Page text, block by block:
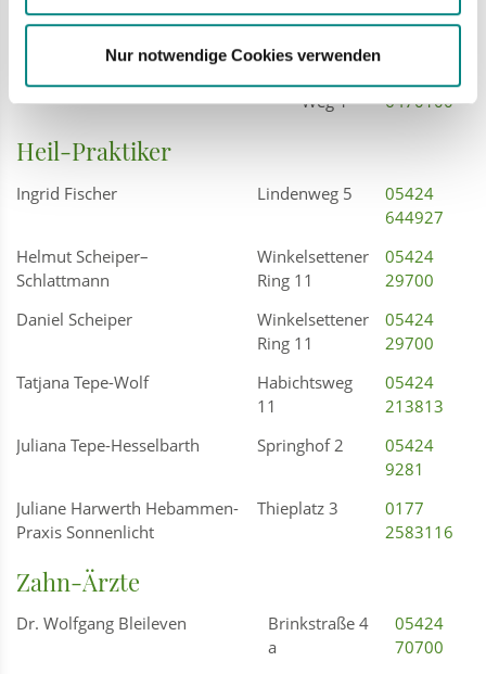
Nur notwendige Cookies verwenden
Sanicare-Apotheke
Grüner
05424
Weg 1
6470100
Heil-Praktiker
Ingrid Fischer Lindenweg 5
05424
644927
Helmut Scheiper–
Schlattmann
Winkelsettener
Ring 11
05424
29700
Daniel Scheiper
Winkelsettener
Ring 11
05424
29700
Tatjana Tepe-Wolf
Habichtsweg
11
05424
213813
Juliana Tepe-Hesselbarth
Springhof 2
05424
9281
Juliane Harwerth Hebammen-
Praxis Sonnenlicht
Thieplatz 3
0177
2583116
Zahn-Ärzte
Dr. Wolfgang Bleileven
Brinkstraße 4
a
05424
70700